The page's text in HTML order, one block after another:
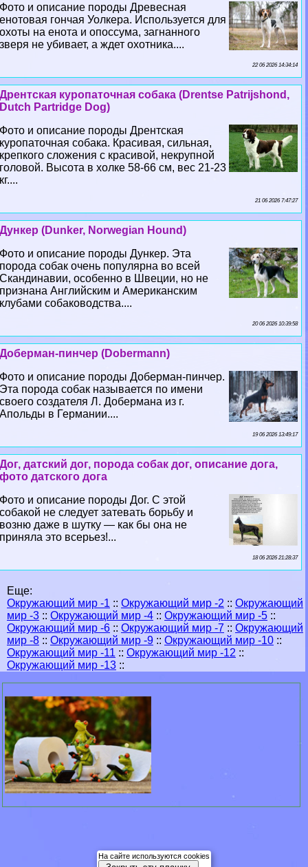
Фото и описание породы Древесная
енотовая гончая Уолкера. Используется для
охоты на енота и опоссума, загнанного
зверя не убивает, а ждет охотника....
22 06 2026 14:34:14
Дрентская куропаточная собака (Drentse Patrijshond,
Dutch Partridge Dog)
Фото и описание породы Дрентская
куропаточная собака. Красивая, сильная,
крепкого сложения с красивой, некрупной
головой. Высота в холке 58-66 см, вес 21-23
кг....
21 06 2026 7:47:27
Дункер (Dunker, Norwegian Hound)
Фото и описание породы Дункер. Эта
порода собак очень популярна во всей
Скандинавии, особенно в Швеции, но не
признана Английским и Американским
клубами собаководства....
20 06 2026 10:39:58
Доберман-пинчер (Dobermann)
Фото и описание породы Доберман-пинчер.
Эта порода собак называется по имени
своего создателя Л. Добермана из г.
Апольды в Германии....
19 06 2026 13:49:17
Дог, датский дог, порода собак дог, описание дога,
фото датского дога
Фото и описание породы Дог. С этой
собакой не следует затевать борьбу и
возню даже в шутку — как бы она не
приняла это всерьез!...
18 06 2026 21:28:37
Еще:
Окружающий мир -1 :: Окружающий мир -2 :: Окружающий
мир -3 :: Окружающий мир -4 :: Окружающий мир -5 ::
Окружающий мир -6 :: Окружающий мир -7 :: Окружающий
мир -8 :: Окружающий мир -9 :: Окружающий мир -10 ::
Окружающий мир -11 :: Окружающий мир -12 ::
Окружающий мир -13 ::
На сайте используются cookies